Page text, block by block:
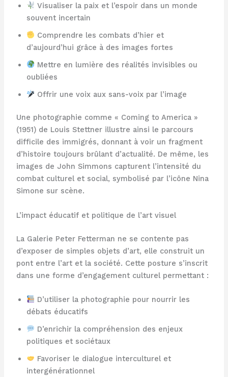
Visualiser la paix et l’espoir dans un monde
souvent incertain
Comprendre les combats d’hier et
d’aujourd’hui grâce à des images fortes
Mettre en lumière des réalités invisibles ou
oubliées
Offrir une voix aux sans-voix par l’image
Une photographie comme « Coming to America »
(1951) de Louis Stettner illustre ainsi le parcours
difficile des immigrés, donnant à voir un fragment
d’histoire toujours brûlant d’actualité. De même, les
images de John Simmons capturent l’intensité du
combat culturel et social, symbolisé par l’icône Nina
Simone sur scène.
L’impact éducatif et politique de l’art visuel
La Galerie Peter Fetterman ne se contente pas
d’exposer de simples objets d’art, elle construit un
pont entre l’art et la société. Cette posture s’inscrit
dans une forme d’engagement culturel permettant :
D’utiliser la photographie pour nourrir les
débats éducatifs
D’enrichir la compréhension des enjeux
politiques et sociétaux
Favoriser le dialogue interculturel et
intergénérationnel